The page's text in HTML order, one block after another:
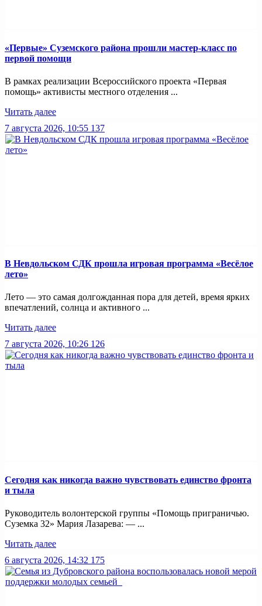
«Первые» Суземского района прошли мастер-класс по
первой помощи
В рамках реализации Всероссийского проекта «Первая
помощь» активисты местного отделения ...
Читать далее
7 августа 2026, 10:55 137
В Невдольском СДК прошла игровая программа «Весёлое
лето»
Лето — это самая долгожданная пора для детей, время ярких
впечатлений, солнца и активного ...
Читать далее
7 августа 2026, 10:26 126
Сегодня как никогда важно чувствовать единство фронта
и тыла
Руководитель волонтерской группы «Помощь приграничью.
Суземка 32» Мария Лазарева: — ...
Читать далее
6 августа 2026, 14:32 175